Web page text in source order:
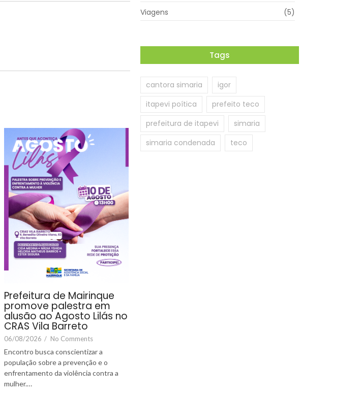
Prefeitura de Mairinque
promove palestra em
alusão ao Agosto Lilás no
CRAS Vila Barreto
06/08/2026 / No Comments
Encontro busca conscientizar a
população sobre a prevenção e o
enfrentamento da violência contra a
mulher.…
Viagens
(5)
Tags
cantora simaria
igor
itapevi poítica
prefeito teco
prefeitura de itapevi
simaria
simaria condenada
teco